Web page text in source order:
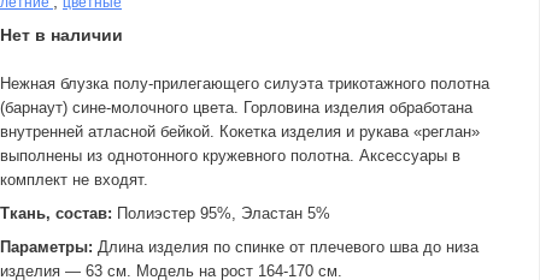
Нет в наличии
Нежная блузка полу-прилегающего силуэта трикотажного полотна
(барнаут) сине-молочного цвета. Горловина изделия обработана
внутренней атласной бейкой. Кокетка изделия и рукава «реглан»
выполнены из однотонного кружевного полотна. Аксессуары в
комплект не входят.
Ткань, состав: Полиэстер 95%, Эластан 5%
Параметры: Длина изделия по спинке от плечевого шва до низа
изделия — 63 см. Модель на рост 164-170 см.